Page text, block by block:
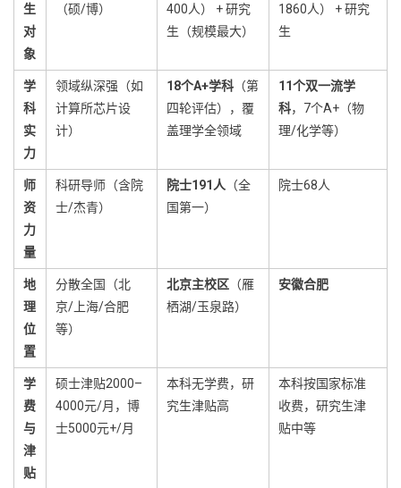
生
对
象
（硕/博）
400人） + 研究
生（规模最大）
1860人） + 研究
生
学
科
实
力
领域纵深强（如
计算所芯片设
计）
18个A+学科 （第
四轮评估），覆
盖理学全领域
11个双一流学
科，7个A+（物
理/化学等）
师
资
力
量
科研导师（含院
士/杰青）
院士191人 （全
国第一）
院士68人
地
理
位
置
分散全国（北
京/上海/合肥
等）
北京主校区 （雁
栖湖/玉泉路）
安徽合肥
学
费
与
津
贴
硕士津贴2000–
4000元/月，博
士5000元+/月
本科无学费，研
究生津贴高
本科按国家标准
收费，研究生津
贴中等